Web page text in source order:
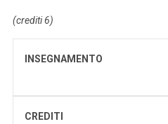
(crediti 6)
INSEGNAMENTO
CREDITI